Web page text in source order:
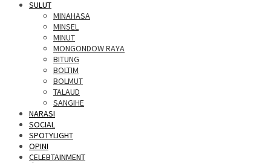
SULUT
MINAHASA
MINSEL
MINUT
MONGONDOW RAYA
BITUNG
BOLTIM
BOLMUT
TALAUD
SANGIHE
NARASI
SOCIAL
SPOTYLIGHT
OPINI
CELEBTAINMENT